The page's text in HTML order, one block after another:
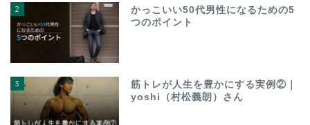
2
かっこいい50代男性になるための5
つのポイント
3
筋トレが人生を豊かにする実例②｜
yoshi（村松義朗）さん